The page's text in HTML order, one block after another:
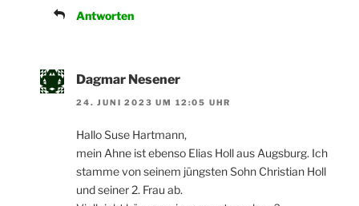
Antworten
Dagmar Nesener
24. JUNI 2023 UM 12:05 UHR
Hallo Suse Hartmann,
mein Ahne ist ebenso Elias Holl aus Augsburg. Ich
stamme von seinem jüngsten Sohn Christian Holl
und seiner 2. Frau ab.